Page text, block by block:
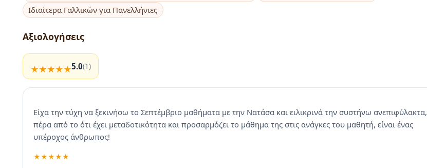
Ιδιαίτερα Γαλλικών για Πανελλήνιες
Αξιολογήσεις
5.0(1)
Είχα την τύχη να ξεκινήσω το Σεπτέμβριο μαθήματα με την Νατάσα και ειλικρινά την συστήνω ανεπιφύλακτα,
πέρα από το ότι έχει μεταδοτικότητα και προσαρμόζει το μάθημα της στις ανάγκες του μαθητή, είναι ένας
υπέροχος άνθρωπος!